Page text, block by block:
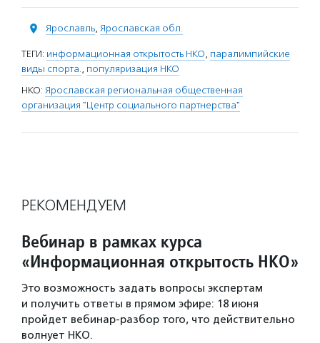
Ярославль, Ярославская обл.
ТЕГИ: информационная открытость НКО, паралимпийские
виды спорта., популяризация НКО
НКО: Ярославская региональная общественная
организация "Центр социального партнерства"
РЕКОМЕНДУЕМ
Вебинар в рамках курса
«Информационная открытость НКО»
Это возможность задать вопросы экспертам
и получить ответы в прямом эфире: 18 июня
пройдет вебинар-разбор того, что действительно
волнует НКО.